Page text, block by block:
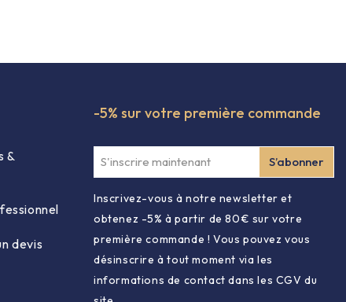
&
devis
-5% sur votre première commande
Inscrivez-vous à notre newsletter et
obtenez -5% à partir de 80€ sur votre
première commande ! Vous pouvez vous
désinscrire à tout moment via les
informations de contact dans les CGV du